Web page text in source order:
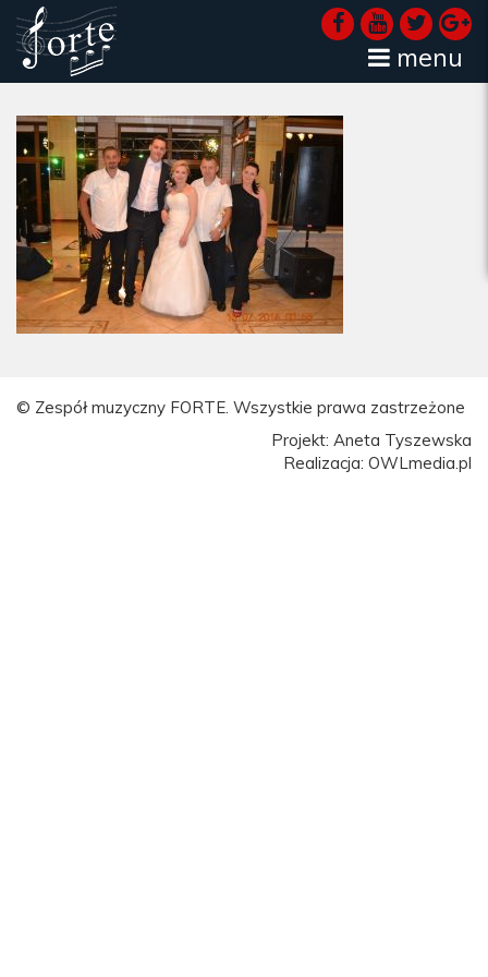
menu
© Zespół muzyczny FORTE. Wszystkie prawa zastrzeżone
Projekt: Aneta Tyszewska
Realizacja: OWLmedia.pl